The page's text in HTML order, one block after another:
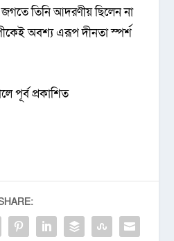
জগতে তিনি আদরণীয় ছিলেন না
অবশ্য এরূপ দীনতা স্পর্শ
পূর্ব প্রকাশিত